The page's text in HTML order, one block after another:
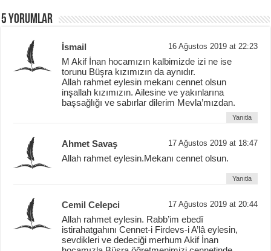
5 YORUMLAR
İsmail 16 Ağustos 2019 at 22:23
M Akif İnan hocamızın kalbimizde izi ne ise
torunu Büşra kızımızın da aynıdır.
Allah rahmet eylesin mekanı cennet olsun
inşallah kızımızın. Ailesine ve yakınlarına
başsağlığı ve sabırlar dilerim Mevla’mızdan.
Yanıtla
Ahmet Savaş 17 Ağustos 2019 at 18:47
Allah rahmet eylesin.Mekanı cennet olsun.
Yanıtla
Cemil Celepci 17 Ağustos 2019 at 20:44
Allah rahmet eylesin. Rabb’im ebedî
istirahatgahını Cennet-i Firdevs-i A’lâ eylesin,
sevdikleri ve dedeciği merhum Akif İnan